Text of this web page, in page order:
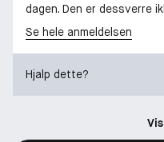
dagen. Den er dessverre
Se hele anmeldelsen
Hjalp dette?